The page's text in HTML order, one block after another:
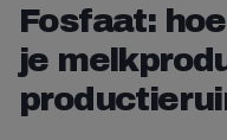
Fosfaat:
je